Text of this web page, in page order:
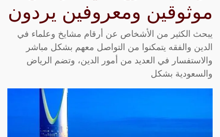
موثوقين ومعروفين يردون
يبحث الكثير من الأشخاص عن أرقام مشايخ وعلماء في
الدين والفقه يتمكنوا من التواصل معهم بشكل مباشر
والاستفسار في العديد من أمور الدين، وتضم الرياض
والسعودية بشكل